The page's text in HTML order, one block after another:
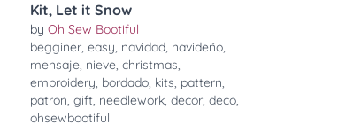
Kit, Let it Snow
byOh Sew Bootiful
begginer,easy, navidad, navideño,
mensaje, nieve,christmas,
embroidery, bordado, kits, pattern,
patron,gift, needlework,decor,deco,
ohsewbootiful